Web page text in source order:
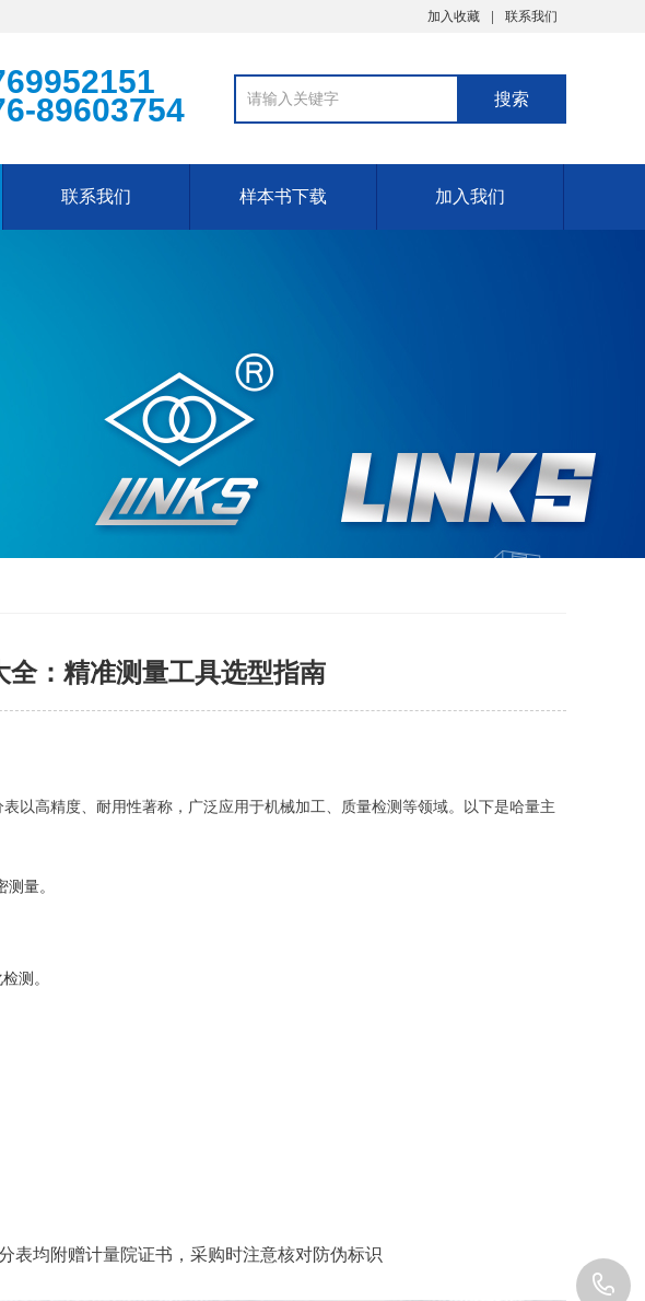
加入收藏 联系我们
89603754
联系我们 样本书下载 加入我们
全：精准测量工具选型指南
以高精度、耐用性著称，广泛应用于机械加工、质量检测等领域。以下是哈量主
量。
测。
表均附赠计量院证书，采购时注意核对防伪标识